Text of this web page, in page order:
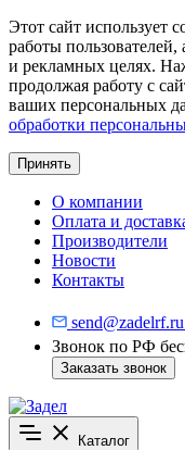
Этот сайт использует
работы
и рекламных целях.
продолжая работу с
ваших персональных
обработки
Принять
О компании
Оплата и
Производители
Новости
Контакты
send@zadelrf.ru
Звонок по РФ
Заказать звонок
Каталог